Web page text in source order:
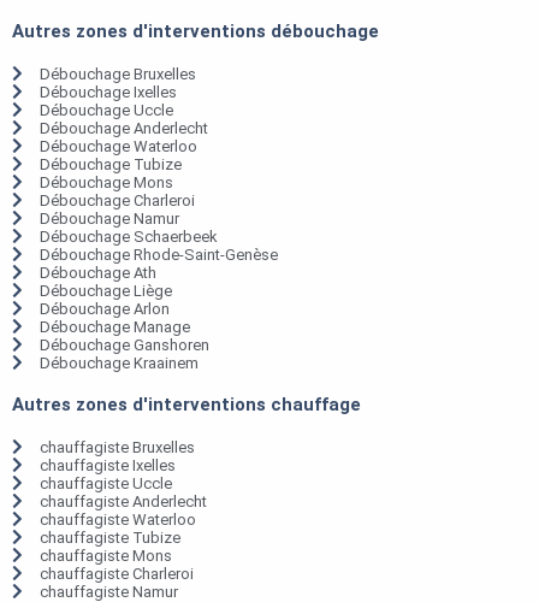
Autres zones d'interventions débouchage
Débouchage Bruxelles
Débouchage Ixelles
Débouchage Uccle
Débouchage Anderlecht
Débouchage Waterloo
Débouchage Tubize
Débouchage Mons
Débouchage Charleroi
Débouchage Namur
Débouchage Schaerbeek
Débouchage Rhode-Saint-Genèse
Débouchage Ath
Débouchage Liège
Débouchage Arlon
Débouchage Manage
Débouchage Ganshoren
Débouchage Kraainem
Autres zones d'interventions chauffage
chauffagiste Bruxelles
chauffagiste Ixelles
chauffagiste Uccle
chauffagiste Anderlecht
chauffagiste Waterloo
chauffagiste Tubize
chauffagiste Mons
chauffagiste Charleroi
chauffagiste Namur